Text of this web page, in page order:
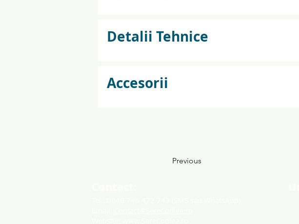
Detalii Tehnice
Accesorii
Previous